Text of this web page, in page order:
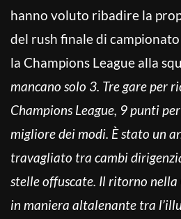
hanno voluto ribadire la
del rush finale di
la Champions League alla
mancano solo 3. Tre gare per
Champions League, 9 punti
migliore dei modi. È stato un
travagliato tra cambi
stelle offuscate. Il ritorno nella
in maniera altalenante tra